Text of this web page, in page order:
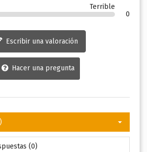
Terrible
0
Escribir una valoración
Hacer una pregunta
(0)